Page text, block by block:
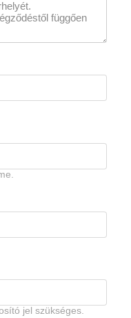
jel szükséges.